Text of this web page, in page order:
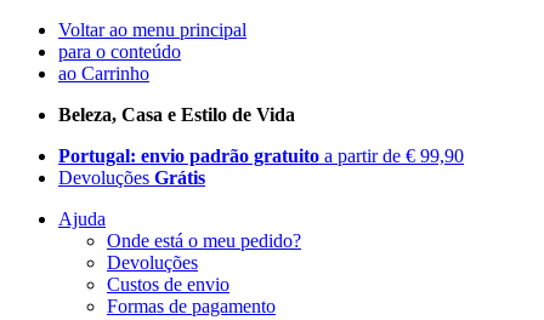
Voltar ao menu principal
para o conteúdo
ao Carrinho
Beleza, Casa e Estilo de Vida
Portugal: envio padrão gratuito a partir de € 99,90
Devoluções Grátis
Ajuda
Onde está o meu pedido?
Devoluções
Custos de envio
Formas de pagamento